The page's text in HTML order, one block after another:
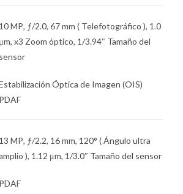
10 MP, ƒ/2.0,67 mm ( Telefotográfico ), 1.0
μm, x3 Zoom óptico, 1/3.94″ Tamaño del
sensor
Óptica de Imagen (OIS)
PDAF
13 MP, ƒ/2.2, 16 mm, 120° ( Ángulo ultra
), 1.12 μm, 1/3.0″ Tamaño del sensor
PDAF